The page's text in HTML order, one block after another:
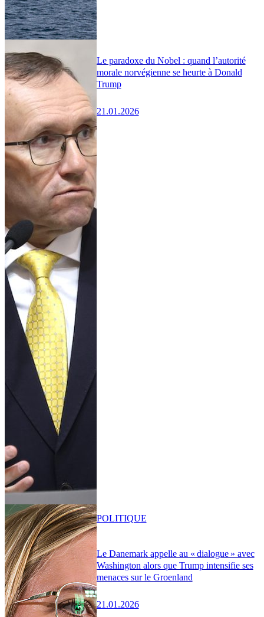
Le paradoxe du Nobel : quand l’autorité
morale norvégienne se heurte à Donald
Trump
21.01.2026
Le Danemark appelle au « dialogue » avec
Washington alors que Trump intensifie ses
menaces sur le Groenland
21.01.2026
POLITIQUE